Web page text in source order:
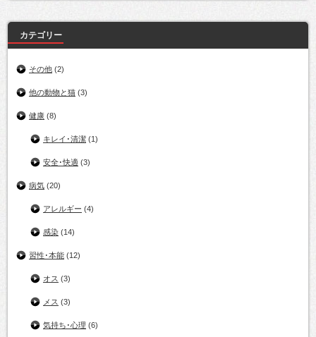
カテゴリー
その他 (2)
他の動物と猫 (3)
健康 (8)
キレイ･清潔 (1)
安全･快適 (3)
病気 (20)
アレルギー (4)
感染 (14)
習性･本能 (12)
オス (3)
メス (3)
気持ち･心理 (6)